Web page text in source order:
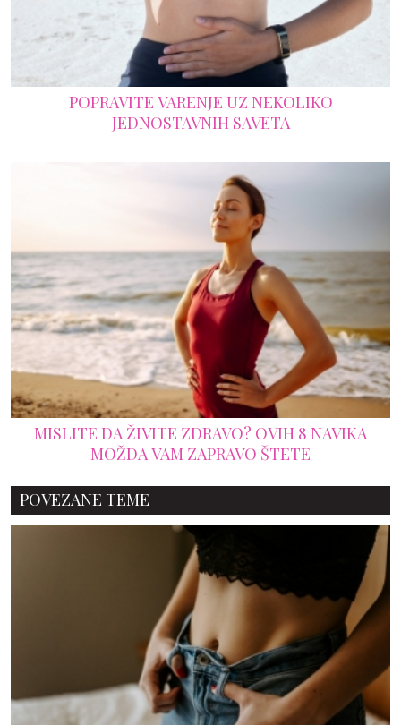
POPRAVITE VARENJE UZ NEKOLIKO
JEDNOSTAVNIH SAVETA
MISLITE DA ŽIVITE ZDRAVO? OVIH 8 NAVIKA
MOŽDA VAM ZAPRAVO ŠTETE
POVEZANE TEME